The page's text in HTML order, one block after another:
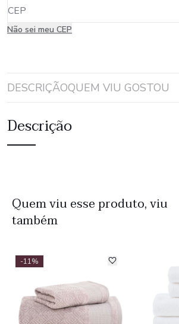
Não sei meu CEP
DESCRIÇÃOQUEM VIU GOSTOU
Descrição
Quem viu esse produto, viu
também
-11%